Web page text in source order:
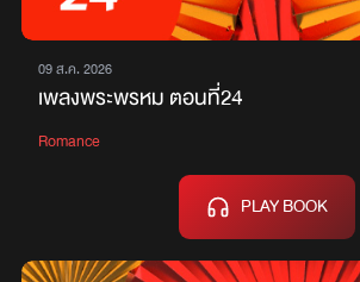
09 ส.ค. 2026
เพลงพระพรหม ตอนที่24
Romance
PLAY BOOK